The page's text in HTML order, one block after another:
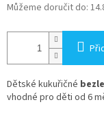
Můžeme doručit do:
Dětské kukuřičné
vhodné pro děti od 6